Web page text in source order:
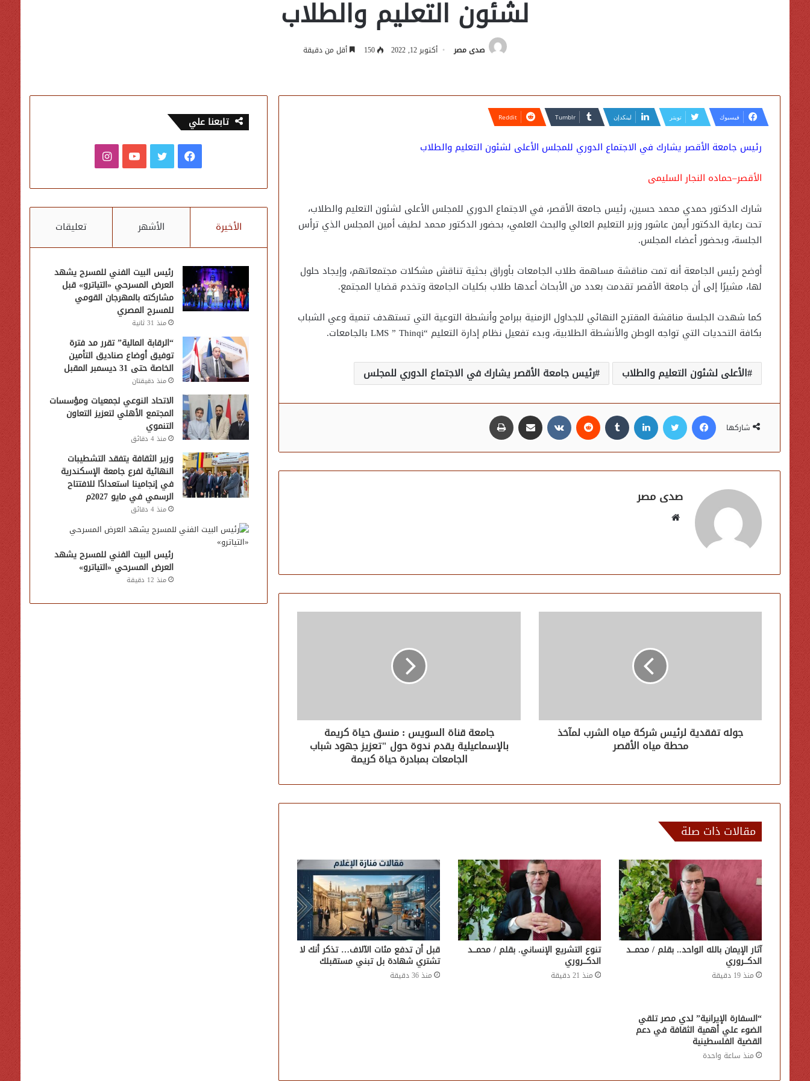
لشئون التعليم والطلاب
صدى مصر أكتوبر 12, 2022 150 أقل من دقيقة
فيسبوك تويتر لينكدإن
رئيس جامعة الأقصر يشارك في الاجتماع الدوري للمجلس الأعلى لشئون التعليم والطلاب
الأقصر–حماده النجار السليمى
شارك الدكتور حمدي محمد حسين، رئيس جامعة الأقصر، في الاجتماع الدوري للمجلس الأعلى لشئون التعليم والطلاب،
تحت رعاية الدكتور أيمن عاشور وزير التعليم العالي والبحث العلمي، بحضور الدكتور محمد لطيف أمين المجلس الذي ترأس
الجلسة، وبحضور أعضاء المجلس.
أوضح رئيس الجامعة أنه تمت مناقشة مساهمة طلاب الجامعات بأوراق بحثية تناقش مشكلات مجتمعاتهم، وإيجاد حلول
لها، مشيرًا إلى أن جامعة الأقصر تقدمت بعدد من الأبحاث أعدها طلاب بكليات الجامعة وتخدم قضايا المجتمع.
كما شهدت الجلسة مناقشة المقترح النهائي للجداول الزمنية ببرامج وأنشطة التوعية التي تستهدف تنمية وعي الشباب
بكافة التحديات التي تواجه الوطن والأنشطة الطلابية، وبدء تفعيل نظام إدارة التعليم “LMS ” Thinqi بالجامعات.
الأعلى لشئون التعليم والطلاب رئيس جامعة الأقصر يشارك في الاجتماع الدوري للمجلس
شاركها
فيسبوك تويتر لينكدإن مشاركة عبر البريد
صدى مصر
موقع
جوله تفقدية لرئيس شركة مياه الشرب لمآخذ
محطة مياه الأقصر
جامعة قناة السويس : منسق حياة كريمة
بالإسماعيلية يقدم ندوة حول "تعزيز جهود شباب
الجامعات بمبادرة حياة كريمة
مقالات ذات صلة
آثار الإيمان بالله الواحد.. بقلم / محمـــد
الدكـــروري
منذ 19 دقيقة
تنوع التشريع الإنساني. بقلم / محمـــد
الدكـــروري
منذ 21 دقيقة
قبل أن تدفع مئات الآلاف… تذكر أنك لا
تشتري شهادة بل تبني مستقبلك
منذ 36 دقيقة
“السفارة الإيرانية” لدي مصر تلقي
الضوء علي أهمية الثقافة في دعم
القضية الفلسطينية
منذ ساعة واحدة
تابعنا علي
فيسبوكتويتر يوتيوبانستقرام
الأخيرة الأشهر تعليقات
رئيس البيت الفني للمسرح يشهد
العرض المسرحي «التياترو» قبل
مشاركته بالمهرجان القومي
للمسرح المصري
منذ 31 ثانية
“الرقابة المالية” تقرر مد فترة
توفيق أوضاع صناديق التأمين
الخاصة حتى 31 ديسمبر المقبل
منذ دقيقتان
الاتحاد النوعي لجمعيات ومؤسسات
المجتمع الأهلي لتعزيز التعاون
التنموي
منذ 4 دقائق
وزير الثقافة يتفقد التشطيبات
النهائية لفرع جامعة الإسكندرية
في إنجامينا استعدادًا للافتتاح
الرسمي في مايو 2027م
منذ 4 دقائق
رئيس البيت الفني للمسرح يشهد
العرض المسرحي «التياترو»
منذ 12 دقيقة